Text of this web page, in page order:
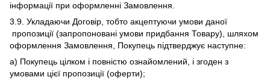
інформації при оформленні Замовлення.
3.9. Укладаючи Договір, тобто акцептуючи умови даної
пропозиції (запропоновані умови придбання Товару), шляхом
оформлення Замовлення, Покупець підтверджує наступне:
а) Покупець цілком і повністю ознайомлений, і згоден з
умовами цієї пропозиції (оферти);